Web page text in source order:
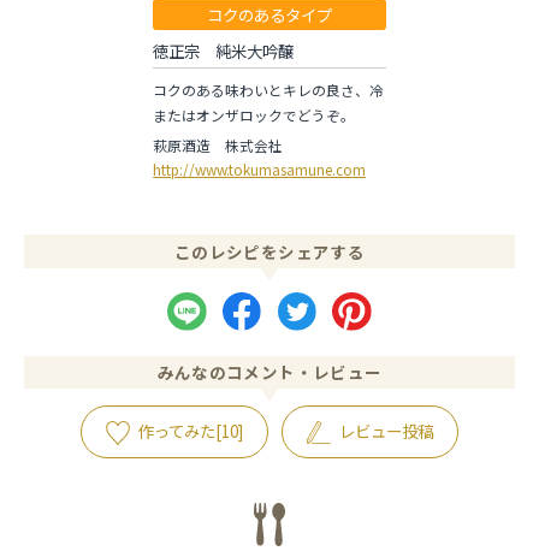
コクのあるタイプ
徳正宗 純米大吟醸
コクのある味わいとキレの良さ、冷
またはオンザロックでどうぞ。
萩原酒造 株式会社
http://www.tokumasamune.com
このレシピをシェアする
みんなのコメント・レビュー
作ってみた[10] レビュー投稿